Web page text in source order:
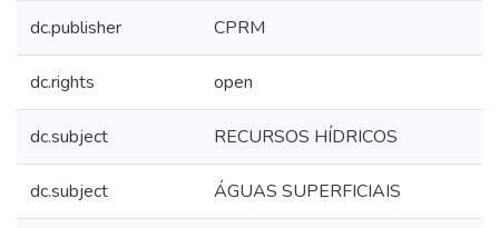
dc.publisher CPRM
dc.rights open
dc.subject RECURSOS HÍDRICOS
dc.subject ÁGUAS SUPERFICIAIS